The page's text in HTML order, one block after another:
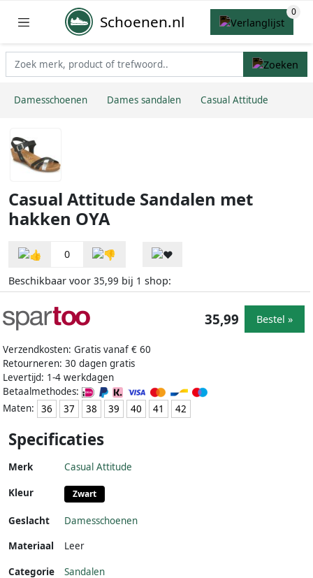
Schoenen.nl
Damesschoenen Dames sandalen Casual Attitude
Casual Attitude Sandalen met
hakken OYA
0
Beschikbaar voor 35,99 bij 1 shop:
Verzendkosten: Gratis vanaf € 60
Retourneren: 30 dagen gratis
Levertijd: 1-4 werkdagen
Betaalmethodes:
Maten:
36 37 38 39 40 41 42
35,99 Bestel »
Specificaties
Merk Casual Attitude
Kleur Zwart
Geslacht
Damesschoenen
Materiaal
Leer
Categorie Sandalen